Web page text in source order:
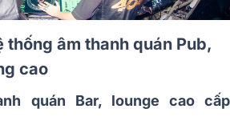
thống âm thanh quán Pub,
cao
quán Bar, lounge cao cấp